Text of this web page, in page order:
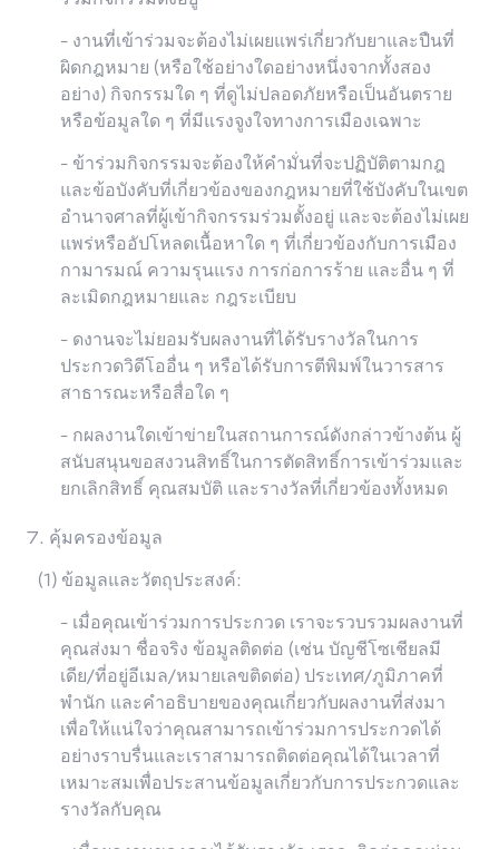
- งานที่เข้าร่วมจะต้องไม่เผยแพร่เกี่ยวกับยาและปืนที่
ผิดกฎหมาย (หรือใช้อย่างใดอย่างหนึ่งจากทั้งสอง
อย่าง) กิจกรรมใด ๆ ที่ดูไม่ปลอดภัยหรือเป็นอันตราย
หรือข้อมูลใด ๆ ที่มีแรงจูงใจทางการเมืองเฉพาะ
- ข้าร่วมกิจกรรมจะต้องให้คำมั่นที่จะปฏิบัติตามกฎ
และข้อบังคับที่เกี่ยวข้องของกฎหมายที่ใช้บังคับในเขต
อำนาจศาลที่ผู้เข้ากิจกรรมร่วมตั้งอยู่ และจะต้องไม่เผย
แพร่หรืออัปโหลดเนื้อหาใด ๆ ที่เกี่ยวข้องกับการเมือง
กามารมณ์ ความรุนแรง การก่อการร้าย และอื่น ๆ ที่
ละเมิดกฎหมายและ กฎระเบียบ
- ดงานจะไม่ยอมรับผลงานที่ได้รับรางวัลในการ
ประกวดวิดีโออื่น ๆ หรือได้รับการตีพิมพ์ในวารสาร
สาธารณะหรือสื่อใด ๆ
- กผลงานใดเข้าข่ายในสถานการณ์ดังกล่าวข้างต้น ผู้
สนับสนุนขอสงวนสิทธิ์ในการตัดสิทธิ์การเข้าร่วมและ
ยกเลิกสิทธิ์ คุณสมบัติ และรางวัลที่เกี่ยวข้องทั้งหมด
7. คุ้มครองข้อมูล
(1) ข้อมูลและวัตถุประสงค์:
- เมื่อคุณเข้าร่วมการประกวด เราจะรวบรวมผลงานที่
คุณส่งมา ชื่อจริง ข้อมูลติดต่อ (เช่น บัญชีโซเชียลมี
เดีย/ที่อยู่อีเมล/หมายเลขติดต่อ) ประเทศ/ภูมิภาคที่
พำนัก และคำอธิบายของคุณเกี่ยวกับผลงานที่ส่งมา
เพื่อให้แน่ใจว่าคุณสามารถเข้าร่วมการประกวดได้
อย่างราบรื่นและเราสามารถติดต่อคุณได้ในเวลาที่
เหมาะสมเพื่อประสานข้อมูลเกี่ยวกับการประกวดและ
รางวัลกับคุณ